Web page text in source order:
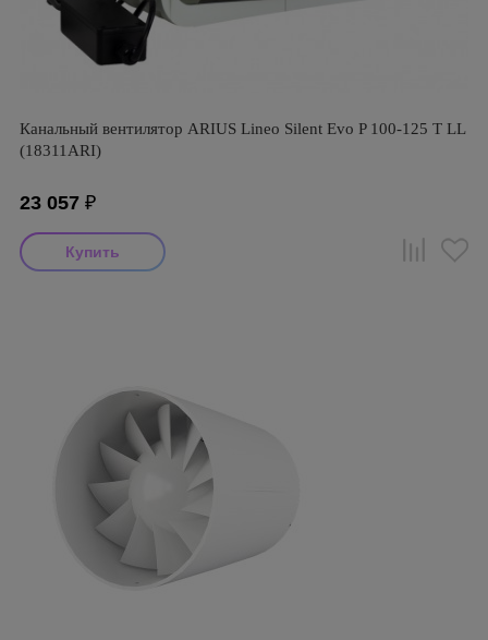
Канальный вентилятор ARIUS Lineo Silent Evo P 100-125 T LL
(18311ARI)
23 057 ₽